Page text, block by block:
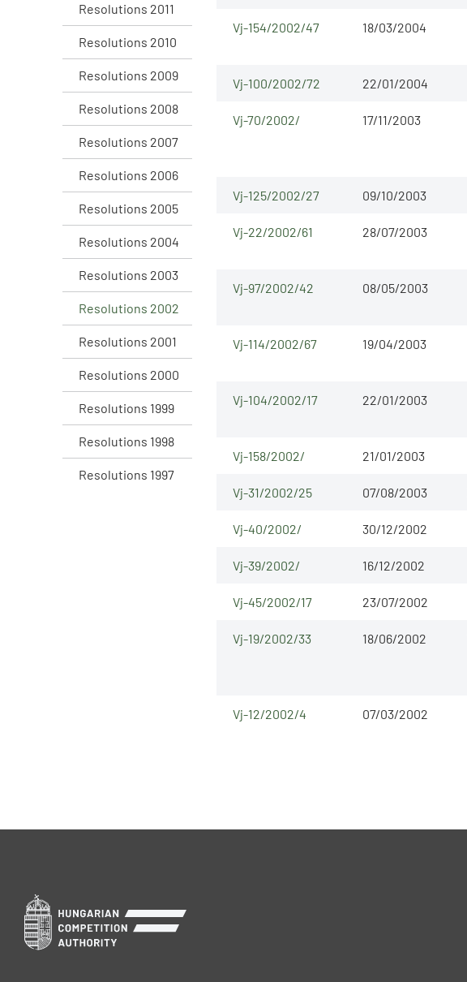
Resolutions 2011
Resolutions 2010
Resolutions 2009
Resolutions 2008
Resolutions 2007
Resolutions 2006
Resolutions 2005
Resolutions 2004
Resolutions 2003
Resolutions 2002
Resolutions 2001
Resolutions 2000
Resolutions 1999
Resolutions 1998
Resolutions 1997
18/03/2004
Vj-154/2002/47
22/01/2004
Vj-100/2002/72
17/11/2003
Vj-70/2002/
09/10/2003
Vj-125/2002/27
28/07/2003
Vj-22/2002/61
08/05/2003
Vj-97/2002/42
19/04/2003
Vj-114/2002/67
22/01/2003
Vj-104/2002/17
21/01/2003
Vj-158/2002/
07/08/2003
Vj-31/2002/25
30/12/2002
Vj-40/2002/
16/12/2002
Vj-39/2002/
23/07/2002
Vj-45/2002/17
18/06/2002
Vj-19/2002/33
07/03/2002
Vj-12/2002/4